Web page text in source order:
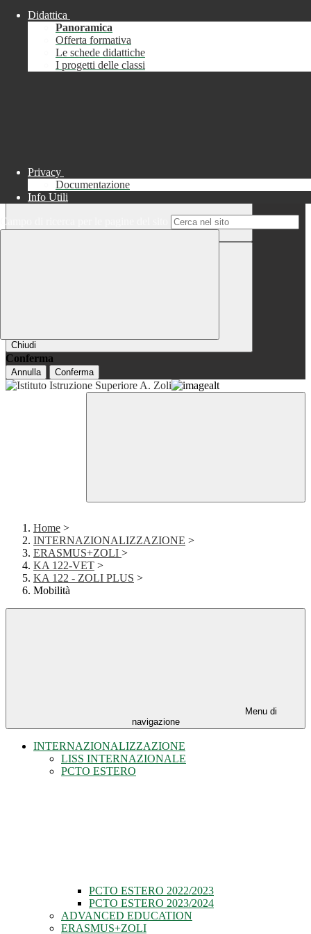
Chiudi
Informazione
Chiudi
Conferma
Annulla Conferma
Didattica
Panoramica
Offerta formativa
Le schede didattiche
I progetti delle classi
Privacy
Documentazione
Info Utili
Campo di ricerca per le pagine del sito
Home >
INTERNAZIONALIZZAZIONE >
ERASMUS+ZOLI >
KA 122-VET >
KA 122 - ZOLI PLUS >
Mobilità
Menu di
navigazione
INTERNAZIONALIZZAZIONE
LISS INTERNAZIONALE
PCTO ESTERO
PCTO ESTERO 2022/2023
PCTO ESTERO 2023/2024
ADVANCED EDUCATION
ERASMUS+ZOLI